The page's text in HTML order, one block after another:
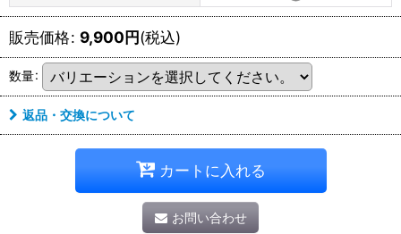
販売価格: 9,900円(税込)
数量:
返品・交換について
カートに入れる
お問い合わせ